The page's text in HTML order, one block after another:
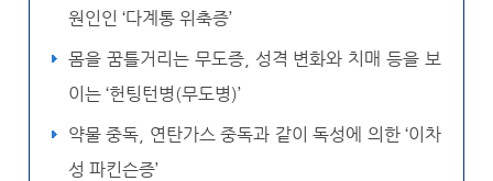
원인인 ‘다계통 위축증’
몸을 꿈틀거리는 무도증, 성격 변화와 치매 등을 보
이는 ‘헌팅턴병(무도병)’
약물 중독, 연탄가스 중독과 같이 독성에 의한 ‘이차
성 파킨슨증’